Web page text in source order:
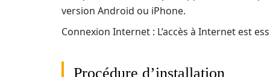
version Android ou iPhone.
Connexion Internet : L’accès à Internet est
Procédure d’installation